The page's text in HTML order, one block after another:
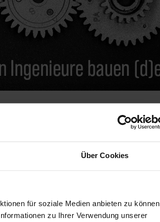
Über Cookies
für soziale Medien anbieten zu können
zu Ihrer Verwendung unserer